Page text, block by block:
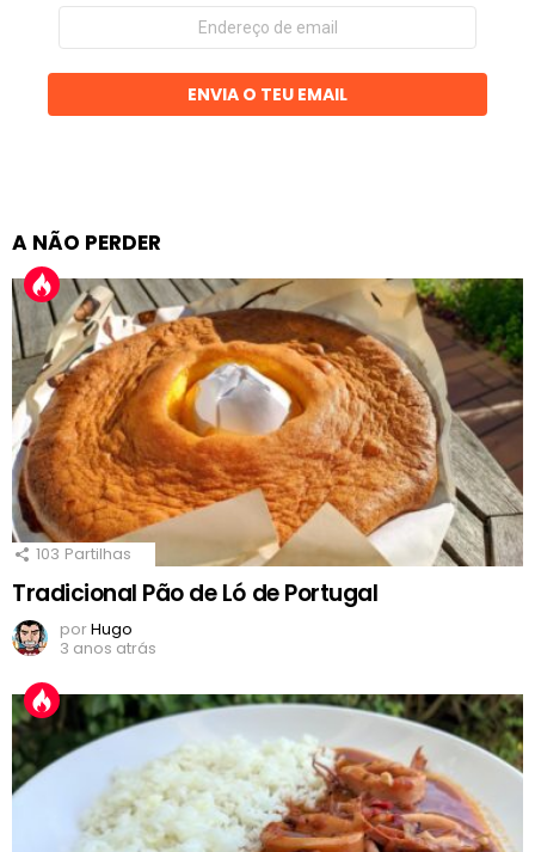
Endereço
email
ENVIA O TEU EMAIL
A NÃO PERDER
103 Partilhas
Tradicional Pão de Ló de Portugal
porHugo
3 anos atrás